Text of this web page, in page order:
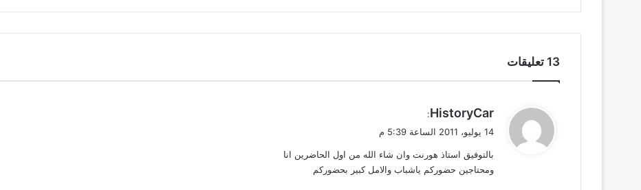
‫13 تعليقات
ي
ل
HistoryCar
:
14 يوليو، 2011 الساعة 5:39 م
بالتوفيق استاذ هورنت وان شاء الله من اول الحاضرين انا
ومحتاجين حضوركم ياشباب والامل كبير بحضوركم